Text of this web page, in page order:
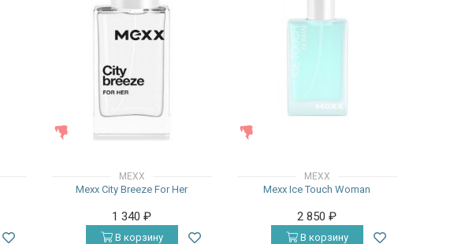
ЖЕНСКИЕ
MEXX
Mexx City Breeze For Her
1 340₽
В корзину
MEXX
Mexx Ice Touch Woman
2 850₽
В корзину